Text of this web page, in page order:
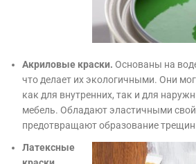
Акриловые краски. Основаны на
что делает их экологичными. Они
как для внутренних, так и для
мебель. Обладают эластичными
предотвращают образование
Латексные